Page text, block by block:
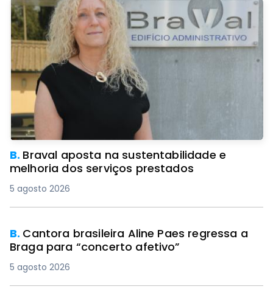
B. Braval aposta na sustentabilidade e
melhoria dos serviços prestados
5 agosto 2026
B. Cantora brasileira Aline Paes regressa a
Braga para “concerto afetivo”
5 agosto 2026